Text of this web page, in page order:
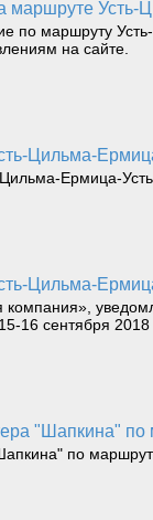
маршруте
по маршруту
на сайте.
Цильма-
Ермица-
Цильма-
16 сентября 2018
"Шапкина"
по